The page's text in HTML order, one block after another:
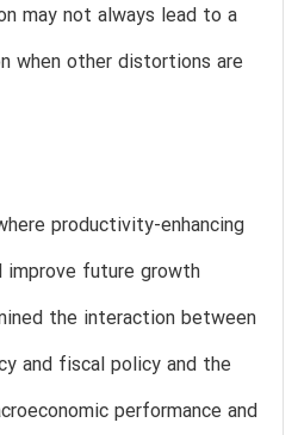
may not always lead to a
when other distortions are
productivity-enhancing
future growth
the interaction between
and fiscal policy and the
performance and